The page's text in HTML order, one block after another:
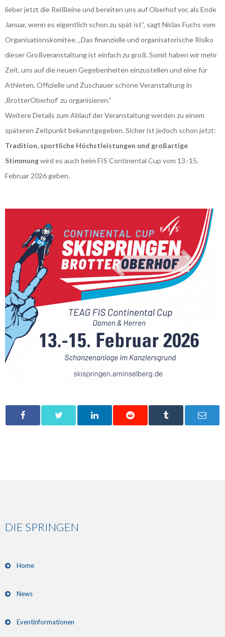
lieber jetzt die Reißleine und bereiten uns auf Oberhof vor, als Ende
Januar, wenn es eigentlich schon zu spät ist“, sagt Niclas Fuchs vom
Organisationskomitee. „Das finanzielle und organisatorische Risiko
dieser Großveranstaltung ist einfach zu groß. Somit haben wir mehr
Zeit, uns auf die neuen Gegebenheiten einzustellen und eine für
Athleten, Offizielle und Zuschauer schöne Veranstaltung in
‚BrotterOberhof‘ zu organisieren.“
Weitere Details zum Ablauf der Veranstaltung werden zu einem
späteren Zeitpunkt bekanntgegeben. Sicher ist jedoch schon jetzt:
Tradition, sportliche Höchstleistungen und großartige
Stimmungwird es auch beim FIS Continental Cup vom 13.-15.
Februar 2026 geben.
DIE SPRINGEN
Home
News
Eventinformationen